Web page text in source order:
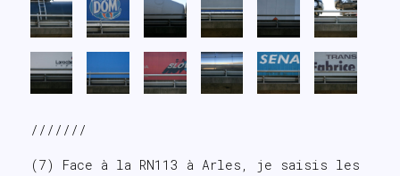
///////
(7) Face à la RN113 à Arles, je saisis les